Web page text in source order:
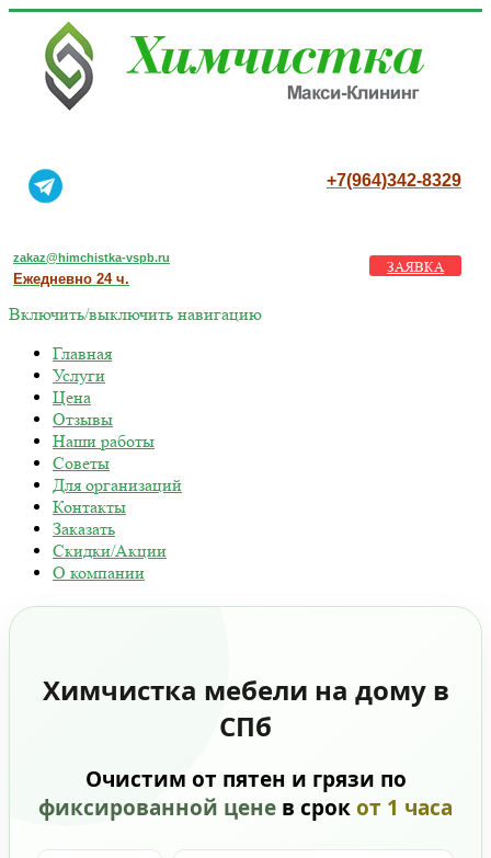
+7(964)342-8329
zakaz@himchistka-vspb.ru
Ежедневно 24 ч.
ЗАЯВКА
Включить/выключить навигацию
Главная
Услуги
Цена
Отзывы
Наши работы
Советы
Для организаций
Контакты
Заказать
Скидки/Акции
О компании
Химчистка мебели на дому в
СПб
Очистим от пятен и грязи по
фиксированной цене в срокот 1 часа